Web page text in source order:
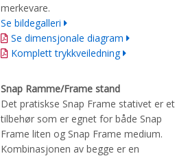
merkevare.
Se bildegalleri
Se dimensjonale diagram
Komplett trykkveiledning
Snap Ramme/Frame stand
Det pratiskse Snap Frame stativet er et
tilbehør som er egnet for både Snap
Frame liten og Snap Frame medium.
Kombinasjonen av begge er en